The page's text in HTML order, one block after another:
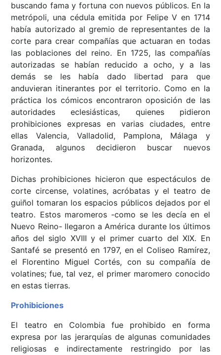
buscando fama y fortuna con nuevos públicos. En la
metrópoli, una cédula emitida por Felipe V en 1714
había autorizado al gremio de representantes de la
corte para crear compañías que actuaran en todas
las poblaciones del reino. En 1725, las compañías
autorizadas se habían reducido a ocho, y a las
demás se les había dado libertad para que
anduvieran itinerantes por el territorio. Como en la
práctica los cómicos encontraron oposición de las
autoridades eclesiásticas, quienes pidieron
prohibiciones expresas en varias ciudades, entre
ellas Valencia, Valladolid, Pamplona, Málaga y
Granada, algunos decidieron buscar nuevos
horizontes.
Dichas prohibiciones hicieron que espectáculos de
corte circense, volatines, acróbatas y el teatro de
guiñol tomaran los espacios públicos dejados por el
teatro. Estos maromeros -como se les decía en el
Nuevo Reino- llegaron a América durante los últimos
años del siglo XVIII y el primer cuarto del XIX. En
Santafé se presentó en 1797, en el Coliseo Ramírez,
el Florentino Miguel Cortés, con su compañía de
volatines; fue, tal vez, el primer maromero conocido
en estas tierras.
Prohibiciones
El teatro en Colombia fue prohibido en forma
expresa por las jerarquías de algunas comunidades
religiosas e indirectamente restringido por las